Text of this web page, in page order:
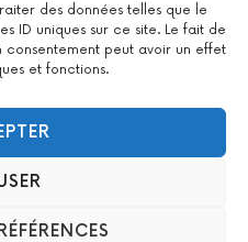
des données telles que le
ID uniques sur ce site. Le fait de
peut avoir un effet
et fonctions.
au titre de la catégorie
Voir le certificat
réservés –Contact